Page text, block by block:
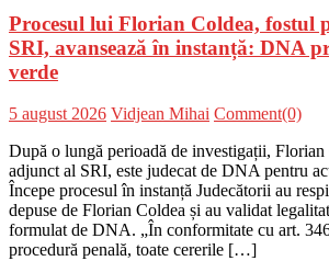
Procesul lui Florian Coldea, fostul
SRI, avansează în instanță: DNA
verde
Posted
5 august 2026 Author
Vidjean Mihai Comment(0)
După o lungă perioadă de investigații,
adjunct al SRI, este judecat de DNA pentru
Începe procesul în instanță Judecătorii au
depuse de Florian Coldea și au validat
formulat de DNA. „În conformitate cu art.
procedură penală, toate cererile […]